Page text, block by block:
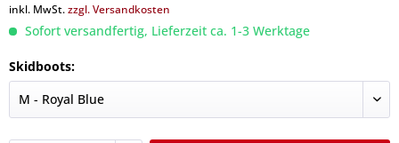
inkl. MwSt.zzgl. Versandkosten
Sofort versandfertig, Lieferzeit ca. 1-3 Werktage
Skidboots: